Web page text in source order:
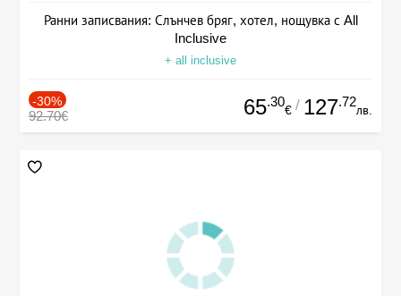
Ранни записвания: Слънчев бряг, хотел, нощувка с All
Inclusive
+ all inclusive
-30%
92.70€ 65.30
€ / 127.72
лв.